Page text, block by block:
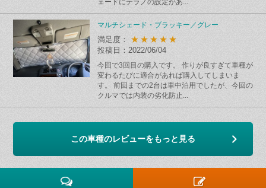
ェードにテラノの設定があ...
マルチシェード・ブラッキー／グレー
満足度： ★★★★★
投稿日：2022/06/04
今回で3回目の購入です。 作りが良すぎて車種が
変わるたびに適合があれば購入してしまいま
す。 前回までの2台は車中泊用でしたが、今回の
クルマでは内装の劣化防止...
この車種のレビューをもっと見る